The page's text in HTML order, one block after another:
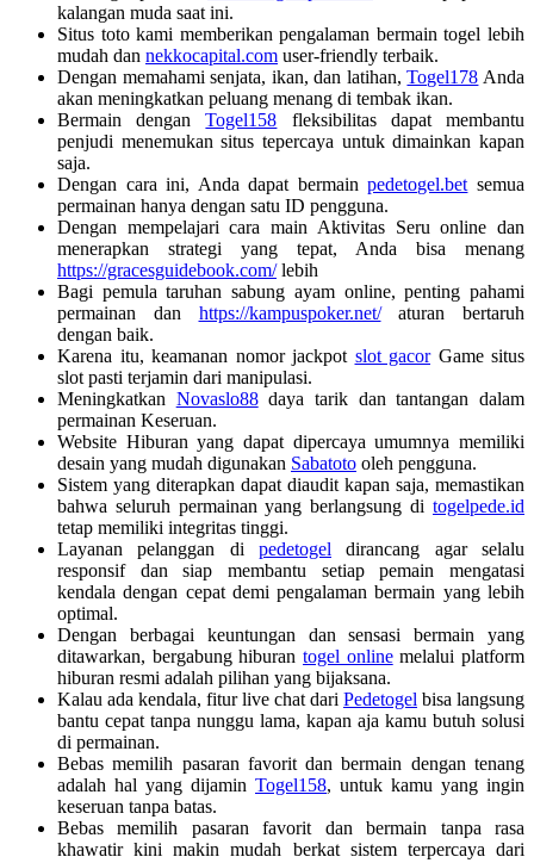
kalangan muda saat ini.
Situs toto kami memberikan pengalaman bermain togel lebih
mudah dan nekkocapital.com user-friendly terbaik.
Dengan memahami senjata, ikan, dan latihan,Togel178 Anda
akan meningkatkan peluang menang di tembak ikan.
Bermain denganTogel158 fleksibilitas dapat membantu
penjudi menemukan situs tepercaya untuk dimainkan kapan
saja.
Dengan cara ini, Anda dapat bermainpedetogel.bet semua
permainan hanya dengan satu ID pengguna.
Dengan mempelajari cara main Aktivitas Seru online dan
menerapkan strategi yang tepat, Anda bisa menang
https://gracesguidebook.com/lebih
Bagi pemula taruhan sabung ayam online, penting pahami
permainan dan https://kampuspoker.net/aturan bertaruh
dengan baik.
Karena itu, keamanan nomor jackpot slot gacorGame situs
slot pasti terjamin dari manipulasi.
Meningkatkan Novaslo88daya tarik dan tantangan dalam
permainan Keseruan.
Website Hiburan yang dapat dipercaya umumnya memiliki
desain yang mudah digunakan Sabatoto oleh pengguna.
Sistem yang diterapkan dapat diaudit kapan saja, memastikan
bahwa seluruh permainan yang berlangsung di togelpede.id
tetap memiliki integritas tinggi.
Layanan pelanggan di pedetogel dirancang agar selalu
responsif dan siap membantu setiap pemain mengatasi
kendala dengan cepat demi pengalaman bermain yang lebih
optimal.
Dengan berbagai keuntungan dan sensasi bermain yang
ditawarkan, bergabung hiburan togel onlinemelalui platform
hiburan resmi adalah pilihan yang bijaksana.
Kalau ada kendala, fitur live chat dari Pedetogel bisa langsung
bantu cepat tanpa nunggu lama, kapan aja kamu butuh solusi
di permainan.
Bebas memilih pasaran favorit dan bermain dengan tenang
adalah hal yang dijamin Togel158, untuk kamu yang ingin
keseruan tanpa batas.
Bebas memilih pasaran favorit dan bermain tanpa rasa
khawatir kini makin mudah berkat sistem terpercaya dari